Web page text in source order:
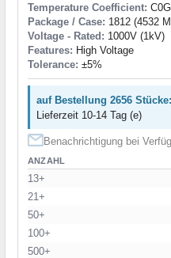
Temperature Coefficient:
Package / Case: 1812 (4532
Voltage - Rated: 1000V (1kV)
Features: High Voltage
Tolerance: ±5%
auf Bestellung 2656 Stücke:
Lieferzeit 10-14 Tag (e)
Benachrichtigung bei
ANZAHL
13+
21+
50+
100+
500+